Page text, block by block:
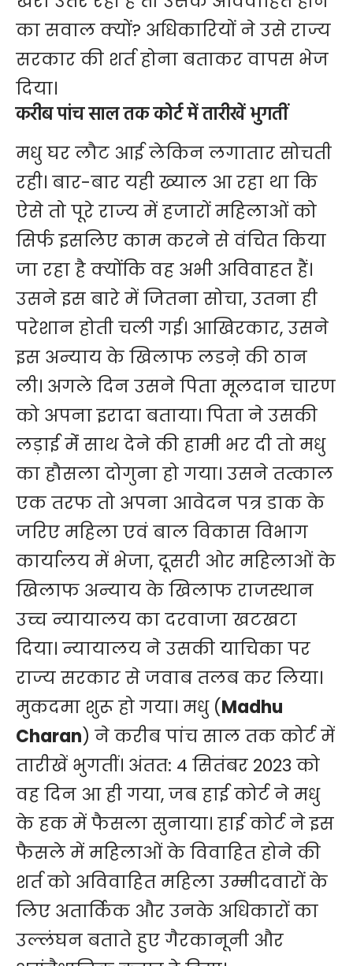
का सवाल क्यों? अधिकारियों ने उसे राज्य
सरकार की शर्त होना बताकर वापस भेज
दिया।
करीब पांच साल तक कोर्ट में तारीखें भुगतीं
मधु घर लौट आई लेकिन लगातार सोचती
रही। बार-बार यही ख्याल आ रहा था कि
ऐसे तो पूरे राज्य में हजारों महिलाओं को
सिर्फ इसलिए काम करने से वंचित किया
जा रहा है क्योंकि वह अभी अविवाहत हैं।
उसने इस बारे में जितना सोचा, उतना ही
परेशान होती चली गई। आखिरकार, उसने
इस अन्याय के खिलाफ लडऩे की ठान
ली। अगले दिन उसने पिता मूलदान चारण
को अपना इरादा बताया। पिता ने उसकी
लड़ाई मेंं साथ देने की हामी भर दी तो मधु
का हौसला दोगुना हो गया। उसने तत्काल
एक तरफ तो अपना आवेदन पत्र डाक के
जरिए महिला एवं बाल विकास विभाग
कार्यालय में भेजा, दूसरी ओर महिलाओं के
खिलाफ अन्याय के खिलाफ राजस्थान
उच्च न्यायालय का दरवाजा खटखटा
दिया। न्यायालय ने उसकी याचिका पर
राज्य सरकार से जवाब तलब कर लिया।
मुकदमा शुरू हो गया। मधु (Madhu
Charan) ने करीब पांच साल तक कोर्ट में
तारीखें भुगतीं। अंतत: 4 सितंबर 2023 को
वह दिन आ ही गया, जब हाई कोर्ट ने मधु
के हक में फैसला सुनाया। हाई कोर्ट ने इस
फैसले में महिलाओं के विवाहित होने की
शर्त को अविवाहित महिला उम्मीदवारों के
लिए अतार्किक और उनके अधिकारों का
उल्लंघन बताते हुए गैरकानूनी और